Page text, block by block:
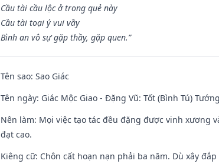
Cầu tài cầu lộc ở trong quẻ này
Cầu tài toại ý vui vầy
Bình an vô sự gặp thầy, gặp quen.”
Tên sao: Sao Giác
Tên ngày: Giác Mộc Giao - Đặng Vũ: Tốt (Bình Tú)
Nên làm: Mọi việc tạo tác đều đặng được vinh xương
đạt cao.
Kiêng cữ: Chôn cất hoạn nạn phải ba năm. Dù xây